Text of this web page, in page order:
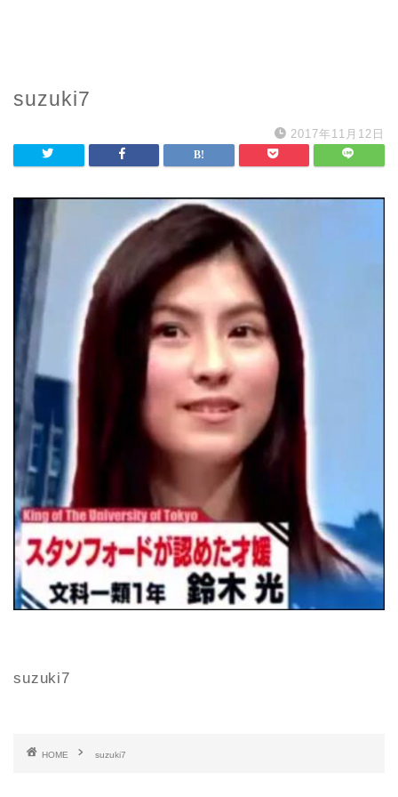
suzuki7
2017年11月12日
suzuki7
HOME suzuki7